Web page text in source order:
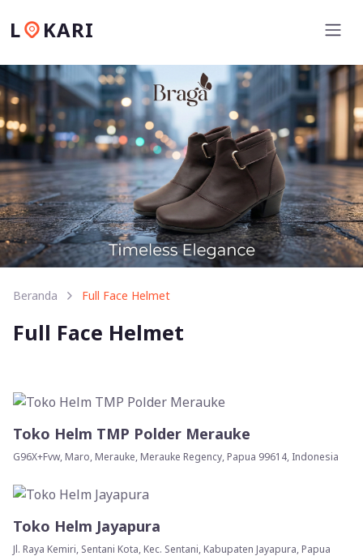
L KARI
Beranda Full Face Helmet
Full Face Helmet
Toko Helm TMP Polder Merauke
G96X+Fvw, Maro, Merauke, Merauke Regency, Papua 99614, Indonesia
Toko Helm Jayapura
Jl. Raya Kemiri, Sentani Kota, Kec. Sentani, Kabupaten Jayapura, Papua